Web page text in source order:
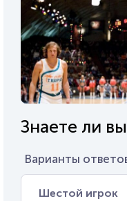
Знаете ли
Варианты
Шестой игрок